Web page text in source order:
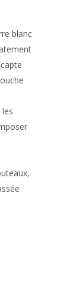
blanc